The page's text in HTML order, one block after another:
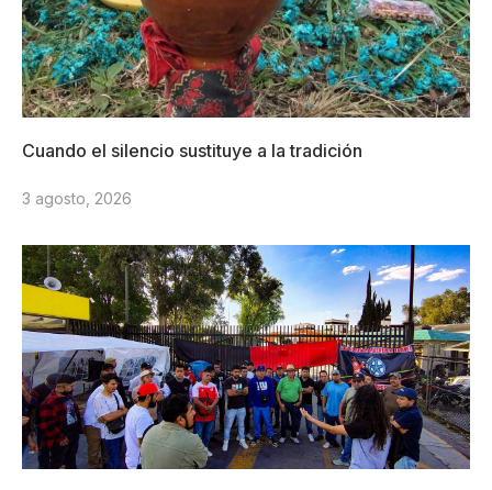
Cuando el silencio sustituye a la tradición
3 agosto, 2026